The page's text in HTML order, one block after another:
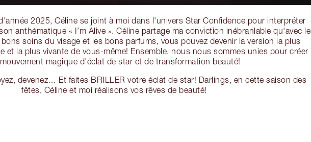
2025, Céline se joint à moi dans l'univers Star Confidence pour interpréter
anthématique « I’m Alive ». Céline partage ma conviction inébranlable qu'avec le
soins du visage et les bons parfums, vous pouvez devenir la version la plus
et la plus vivante de vous-même! Ensemble, nous nous sommes unies pour créer
magique d'éclat de star et de transformation beauté!
devenez… Et faites BRILLER votre éclat de star! Darlings, en cette saison des
fêtes, Céline et moi réalisons vos rêves de beauté!